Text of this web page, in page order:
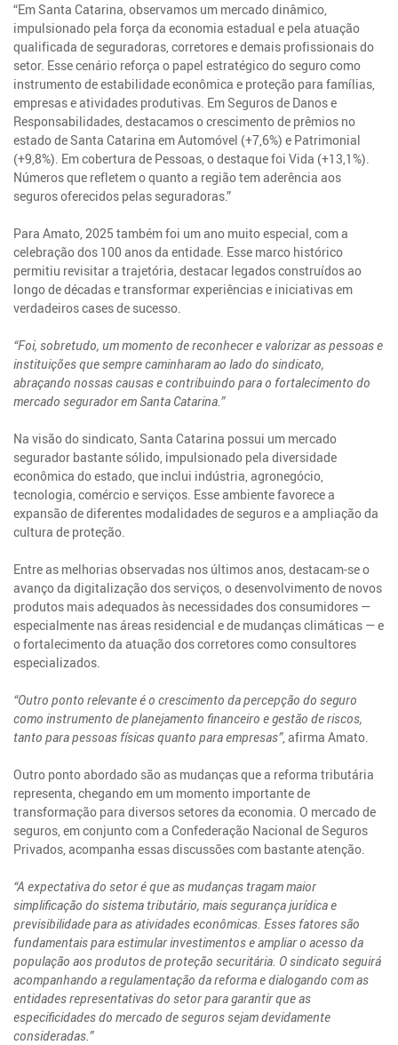
“Em Santa Catarina, observamos um mercado dinâmico,
impulsionado pela força da economia estadual e pela atuação
qualificada de seguradoras, corretores e demais profissionais do
setor. Esse cenário reforça o papel estratégico do seguro como
instrumento de estabilidade econômica e proteção para famílias,
empresas e atividades produtivas. Em Seguros de Danos e
Responsabilidades, destacamos o crescimento de prêmios no
estado de Santa Catarina em Automóvel (+7,6%) e Patrimonial
(+9,8%). Em cobertura de Pessoas, o destaque foi Vida (+13,1%).
Números que refletem o quanto a região tem aderência aos
seguros oferecidos pelas seguradoras.”
Para Amato, 2025 também foi um ano muito especial, com a
celebração dos 100 anos da entidade. Esse marco histórico
permitiu revisitar a trajetória, destacar legados construídos ao
longo de décadas e transformar experiências e iniciativas em
verdadeiros cases de sucesso.
“Foi, sobretudo, um momento de reconhecer e valorizar as pessoas e
instituições que sempre caminharam ao lado do sindicato,
abraçando nossas causas e contribuindo para o fortalecimento do
mercado segurador em Santa Catarina.”
Na visão do sindicato, Santa Catarina possui um mercado
segurador bastante sólido, impulsionado pela diversidade
econômica do estado, que inclui indústria, agronegócio,
tecnologia, comércio e serviços. Esse ambiente favorece a
expansão de diferentes modalidades de seguros e a ampliação da
cultura de proteção.
Entre as melhorias observadas nos últimos anos, destacam-se o
avanço da digitalização dos serviços, o desenvolvimento de novos
produtos mais adequados às necessidades dos consumidores —
especialmente nas áreas residencial e de mudanças climáticas — e
o fortalecimento da atuação dos corretores como consultores
especializados.
“Outro ponto relevante é o crescimento da percepção do seguro
como instrumento de planejamento financeiro e gestão de riscos,
tanto para pessoas físicas quanto para empresas”, afirma Amato.
Outro ponto abordado são as mudanças que a reforma tributária
representa, chegando em um momento importante de
transformação para diversos setores da economia. O mercado de
seguros, em conjunto com a Confederação Nacional de Seguros
Privados, acompanha essas discussões com bastante atenção.
“A expectativa do setor é que as mudanças tragam maior
simplificação do sistema tributário, mais segurança jurídica e
previsibilidade para as atividades econômicas. Esses fatores são
fundamentais para estimular investimentos e ampliar o acesso da
população aos produtos de proteção securitária. O sindicato seguirá
acompanhando a regulamentação da reforma e dialogando com as
entidades representativas do setor para garantir que as
especificidades do mercado de seguros sejam devidamente
consideradas.”